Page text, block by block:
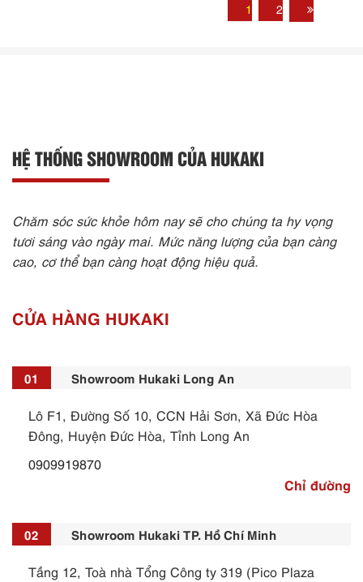
1 2
HỆ THỐNG SHOWROOM CỦA HUKAKI
Chăm sóc sức khỏe hôm nay sẽ cho chúng ta hy vọng
tươi sáng vào ngày mai. Mức năng lượng của bạn càng
cao, cơ thể bạn càng hoạt động hiệu quả.
CỬA HÀNG HUKAKI
01 Showroom Hukaki Long An
Lô F1, Đường Số 10, CCN Hải Sơn, Xã Đức Hòa
Đông, Huyện Đức Hòa, Tỉnh Long An
0909919870
Chỉ đường
02 Showroom Hukaki TP. Hồ Chí Minh
Tầng 12, Toà nhà Tổng Công ty 319 (Pico Plaza